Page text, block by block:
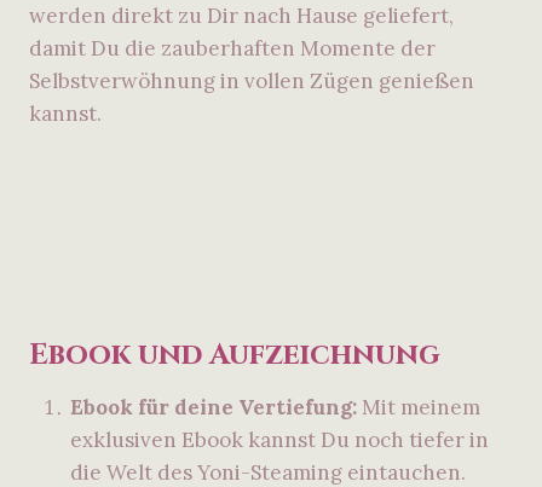
werden direkt zu Dir nach Hause geliefert,
damit Du die zauberhaften Momente der
Selbstverwöhnung in vollen Zügen genießen
kannst.
Ebook und Aufzeichnung
Ebook für deine Vertiefung: Mit meinem
exklusiven Ebook kannst Du noch tiefer in
die Welt des Yoni-Steaming eintauchen.